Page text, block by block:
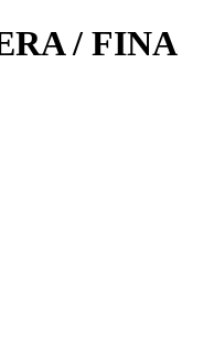
/ FINA